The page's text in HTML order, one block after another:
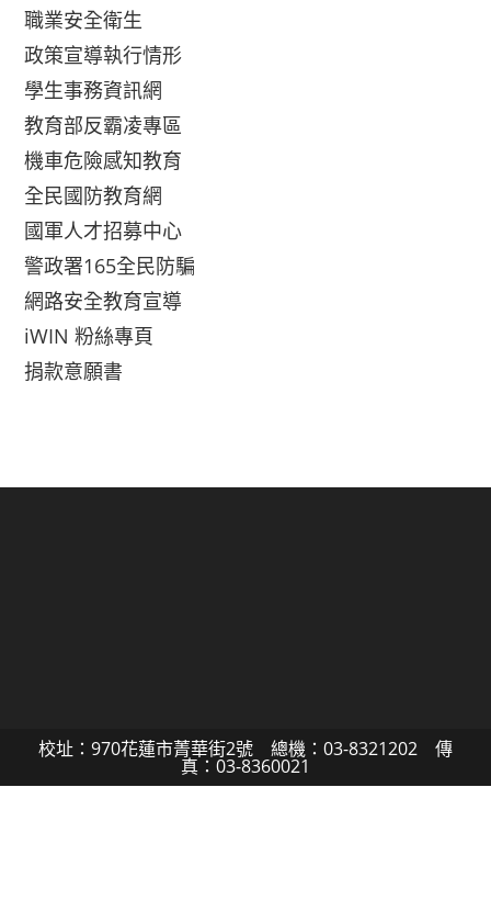
職業安全衛生
政策宣導執行情形
學生事務資訊網
教育部反霸凌專區
機車危險感知教育
全民國防教育網
國軍人才招募中心
警政署165全民防騙
網路安全教育宣導
iWIN 粉絲專頁
捐款意願書
校址：970花蓮市菁華街2號 總機：03-8321202 傳
真：03-8360021